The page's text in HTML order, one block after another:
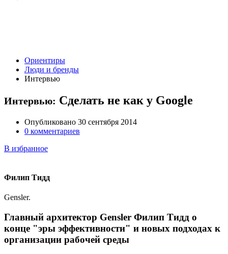
Ориентиры
Люди и бренды
Интервью
Интервью: Сделать не как у Google
Опубликовано 30 сентября 2014
0 комментариев
В избранное
Филип Тидд
Gensler.
Главный архитектор Gensler Филип Тидд о
конце "эры эффективности" и новых подходах к
организации рабочей среды